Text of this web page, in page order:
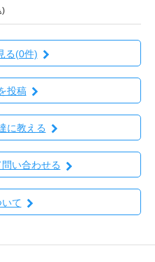
)
る(0件)
投稿
に教える
い合わせる
て